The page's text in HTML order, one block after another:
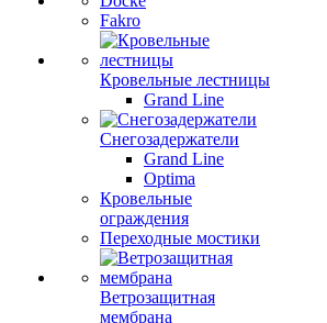
Fakro
Кровельные лестницы
Grand Line
Снегозадержатели
Grand Line
Optima
Кровельные
ограждения
Переходные мостики
Ветрозащитная
мембрана